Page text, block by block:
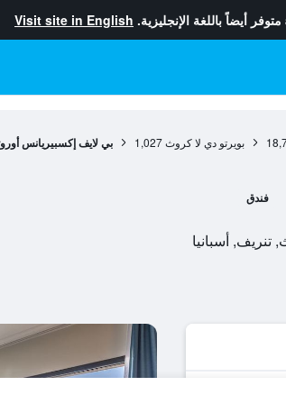
متوفر أيضاً باللغة الإنجليزية. Visit site in English
بويرتو دي لا كروث 1,027 بي لايف إكسبيريانس
فندق